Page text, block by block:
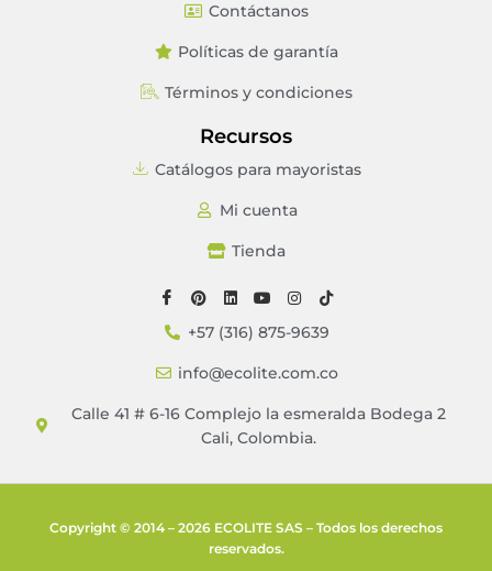
Contáctanos
Políticas de garantía
Términos y condiciones
Recursos
Catálogos para mayoristas
Mi cuenta
Tienda
+57 (316) 875-9639
info@ecolite.com.co
Calle 41 # 6-16 Complejo la esmeralda Bodega 2
Cali, Colombia.
Copyright © 2014 – 2026 ECOLITE SAS – Todos los derechos
reservados.